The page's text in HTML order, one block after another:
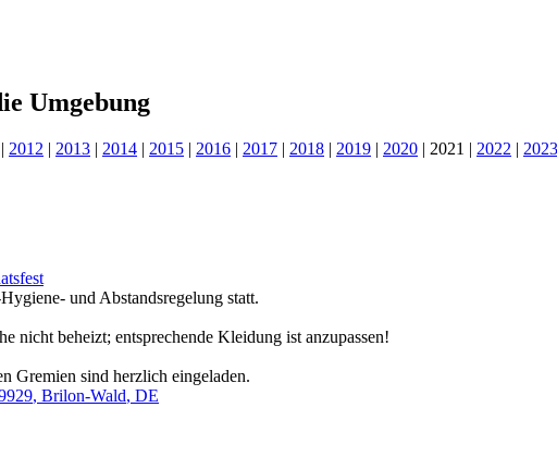
Umgebung
| 2012 | 2013 | 2014 | 2015 | 2016 | 2017 | 2018 | 2019 | 2020 | 2021 | 2022 | 2023
und Abstandsregelung statt.
nicht beheizt; entsprechende Kleidung ist anzupassen!
Gremien sind herzlich eingeladen.
, Brilon-Wald, DE